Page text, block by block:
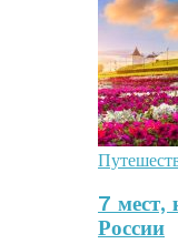
7 мест,
России